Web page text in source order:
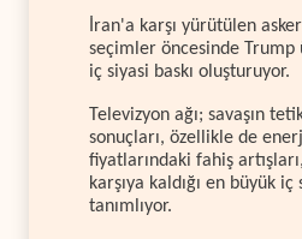
İran'a karşı yürütülen
seçimler öncesinde Trump
iç siyasi baskı oluşturuyor.
Televizyon ağı; savaşın
sonuçları, özellikle de
fiyatlarındaki fahiş
karşıya kaldığı en büyük
tanımlıyor.